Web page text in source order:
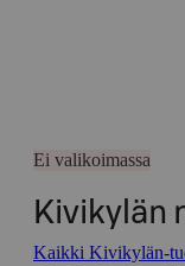
Ei valikoimassa
Kivikylän
Kaikki Kivikylän-